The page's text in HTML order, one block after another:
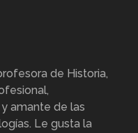
de Historia,
amante de las
Le gusta la